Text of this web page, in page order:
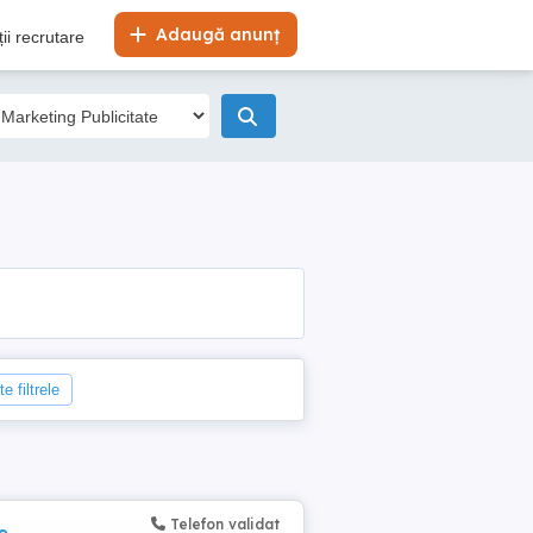
Adaugă anunț
recrutare
filtrele
Telefon validat